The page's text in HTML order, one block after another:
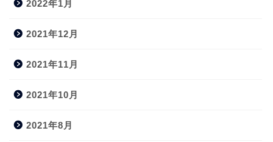
2022年1月
2021年12月
2021年11月
2021年10月
2021年8月